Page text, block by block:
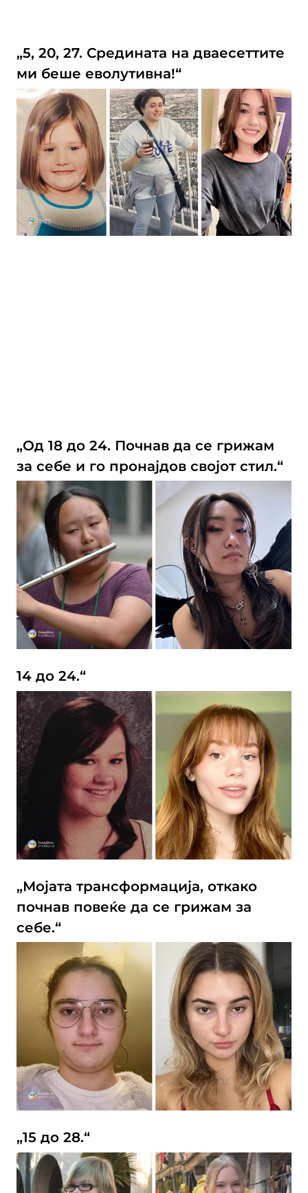
„5, 20, 27. Средината на дваесеттите
ми беше еволутивна!“
„Од 18 до 24. Почнав да се грижам
за себе и го пронајдов својот стил.“
14 до 24.“
„Мојата трансформација, откако
почнав повеќе да се грижам за
себе.“
„15 до 28.“